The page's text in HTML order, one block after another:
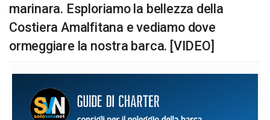
marinara. Esploriamo la bellezza della
Costiera Amalfitana e vediamo dove
ormeggiare la nostra barca. [VIDEO]